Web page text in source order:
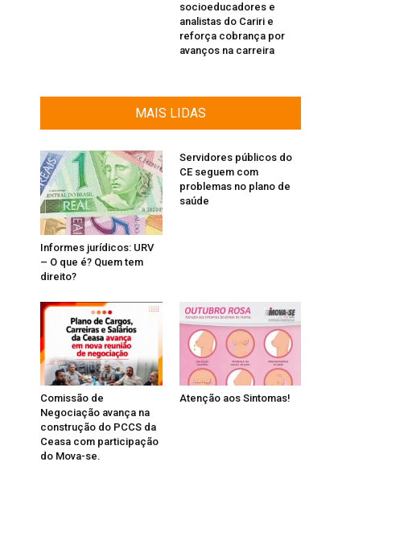
socioeducadores e
analistas do Cariri e
reforça cobrança por
avanços na carreira
MAIS LIDAS
Informes jurídicos: URV
– O que é? Quem tem
direito?
Servidores públicos do
CE seguem com
problemas no plano de
saúde
Comissão de
Negociação avança na
construção do PCCS da
Ceasa com participação
do Mova-se.
Atenção aos Sintomas!